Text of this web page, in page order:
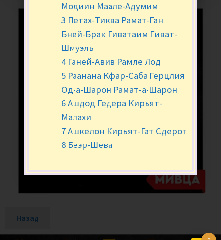
Назад
Модиин Маале-Адумим
3 Петах-Тиква Рамат-Ган
Бней-Брак Гиватаим Гиват-
Шмуэль
4 Ганей-Авив Рамле Лод
5 Раанана Кфар-Саба Герцлия
Од-а-Шарон Рамат-а-Шарон
6 Ашдод Гедера Кирьят-
Малахи
7 Ашкелон Кирьят-Гат Сдерот
8 Беэр-Шева